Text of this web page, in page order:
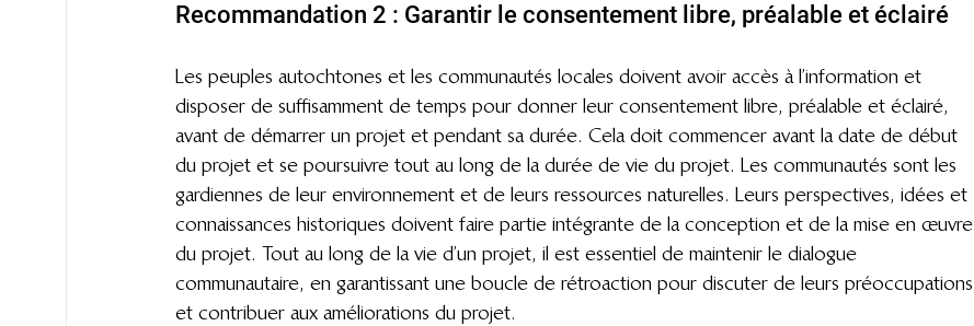
Recommandation 2 : Garantir le consentement libre, préalable et éclairé
Les peuples autochtones et les communautés locales doivent avoir accès à l’information et
disposer de suffisamment de temps pour donner leur consentement libre, préalable et éclairé,
avant de démarrer un projet et pendant sa durée. Cela doit commencer avant la date de début
du projet et se poursuivre tout au long de la durée de vie du projet. Les communautés sont les
gardiennes de leur environnement et de leurs ressources naturelles. Leurs perspectives, idées et
connaissances historiques doivent faire partie intégrante de la conception et de la mise en œuvre
du projet. Tout au long de la vie d’un projet, il est essentiel de maintenir le dialogue
communautaire, en garantissant une boucle de rétroaction pour discuter de leurs préoccupations
et contribuer aux améliorations du projet.